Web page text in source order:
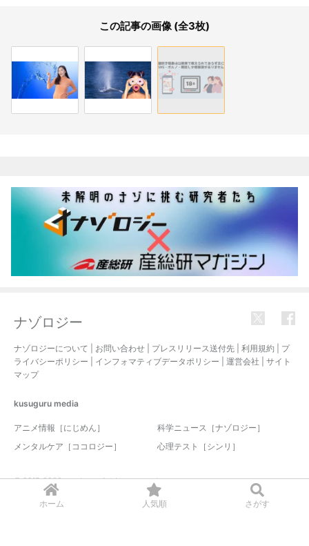
ホーム 人気順 さがす
この記事の画像 (全3枚)
ナゾロジー
ナゾロジーについて お問い合わせ プレスリリース送付先 利用規約
プ
ライバシーポリシー
インフォマティブデータポリシー 運営会社
サイト
マップ
kusuguru media
アニメ情報［にじめん］
科学ニュース［ナゾロジー］
メンタルケア［ココロジー］
心理テスト［シンリ］
© 2017-2026 nazology. all rights reserved.